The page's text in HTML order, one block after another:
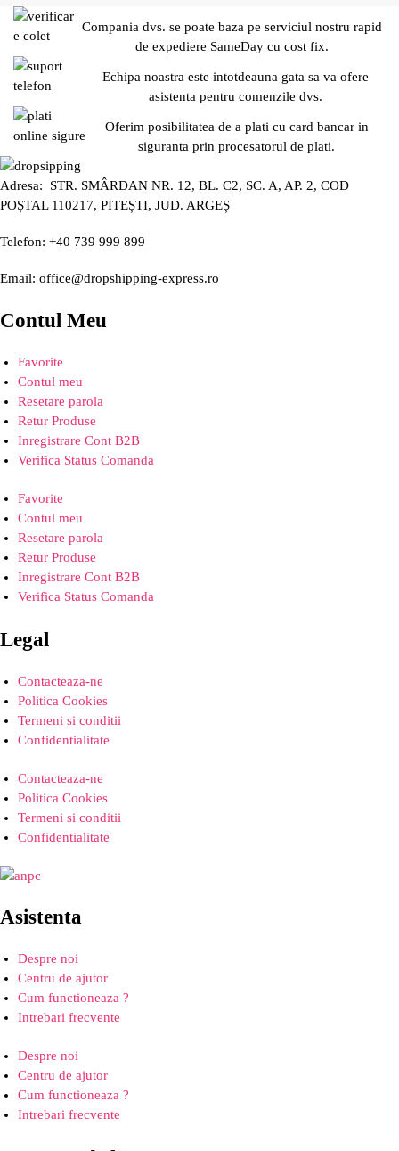
Compania dvs. se poate baza pe serviciul nostru rapid
de expediere SameDay cu cost fix.
Echipa noastra este intotdeauna gata sa va ofere
asistenta pentru comenzile dvs.
Oferim posibilitatea de a plati cu card bancar in
siguranta prin procesatorul de plati.
Adresa: STR. SMÂRDAN NR. 12, BL. C2, SC. A, AP. 2, COD
POȘTAL 110217, PITEȘTI, JUD. ARGEȘ
Telefon: +40 739 999 899
Email: office@dropshipping-express.ro
Contul Meu
Favorite
Contul meu
Resetare parola
Retur Produse
Inregistrare Cont B2B
Verifica Status Comanda
Favorite
Contul meu
Resetare parola
Retur Produse
Inregistrare Cont B2B
Verifica Status Comanda
Legal
Contacteaza-ne
Politica Cookies
Termeni si conditii
Confidentialitate
Contacteaza-ne
Politica Cookies
Termeni si conditii
Confidentialitate
Asistenta
Despre noi
Centru de ajutor
Cum functioneaza ?
Intrebari frecvente
Despre noi
Centru de ajutor
Cum functioneaza ?
Intrebari frecvente